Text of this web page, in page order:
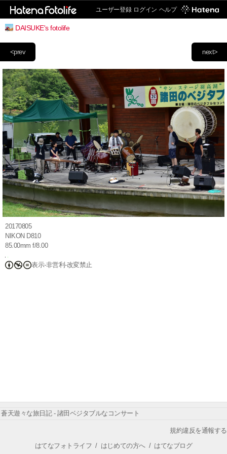
ユーザー登録 ログイン ヘルプ
DAISUKE's fotolife
next>
<prev
20170805
NIKON D810
85.00mm f/8.00
表示-非営利-改変禁止
蒼天遊々な旅日記 - 諸田ベジタブルなコンサート
規約違反を通報する
はてなフォトライフ / はじめての方へ/ はてなブログ